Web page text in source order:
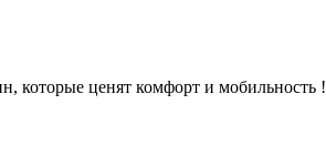
которые ценят комфорт и мобильность !